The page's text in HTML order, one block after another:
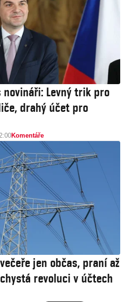
novináři: Levný trik pro
drahý účet pro
Komentáře
jen občas, praní až
revoluci v účtech